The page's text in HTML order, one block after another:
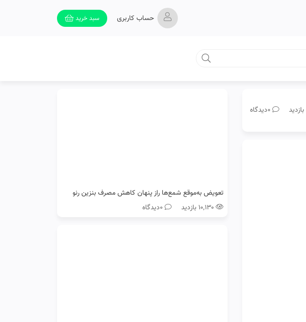
حساب کاربری سبد خرید
0دیدگاه
تعویض به‌موقع شمع‌ها راز پنهان کاهش مصرف بنزین رنو
۱۰,۱۳۰ بازدید
0دیدگاه